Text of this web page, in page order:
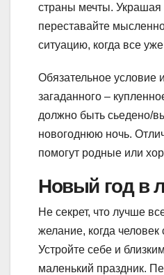
страны мечты. Украшая
переставайте
ситуацию, когда все
Обязательное условие
загаданного –
должно быть сьедено/
новогоднюю ночь.
помогут родные или
Новый год в
Не секрет, что лучше
желание, когда человек
Устройте себе и
маленький праздник.